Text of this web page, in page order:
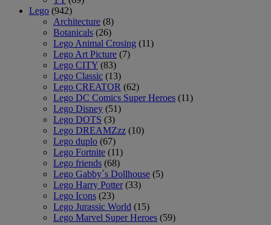
Lego (942)
Architecture (8)
Botanicals (26)
Lego Animal Crosing (11)
Lego Art Picture (7)
Lego CITY (83)
Lego Classic (13)
Lego CREATOR (62)
Lego DC Comics Super Heroes (11)
Lego Disney (51)
Lego DOTS (3)
Lego DREAMZzz (10)
Lego duplo (67)
Lego Fortnite (11)
Lego friends (68)
Lego Gabby´s Dollhouse (5)
Lego Harry Potter (33)
Lego Icons (23)
Lego Jurassic World (15)
Lego Marvel Super Heroes (59)